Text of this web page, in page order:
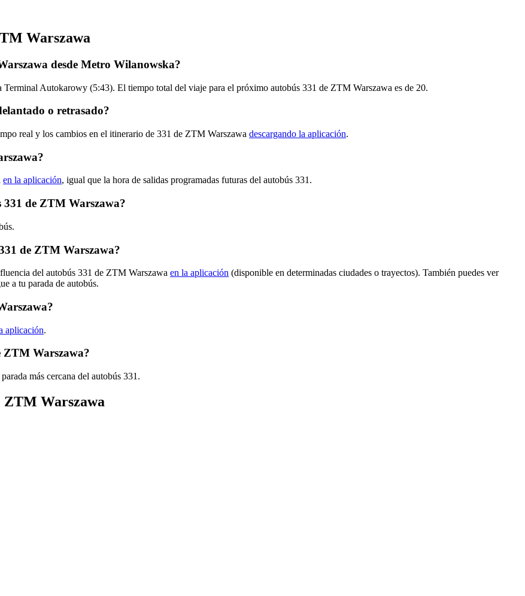
Warszawa
desde Metro Wilanowska?
Autokarowy (5:43). El tiempo total del viaje para el próximo autobús 331 de ZTM Warszawa es de 20.
o retrasado?
real y los cambios en el itinerario de 331 de ZTM Warszawa descargando la aplicación.
en la aplicación, igual que la hora de salidas programadas futuras del autobús 331.
331 de ZTM Warszawa?
de ZTM Warszawa?
del autobús 331 de ZTM Warszawa en la aplicación (disponible en determinadas ciudades o trayectos). También puedes ver
a tu parada de autobús.
aplicación.
ZTM Warszawa?
más cercana del autobús 331.
ZTM Warszawa